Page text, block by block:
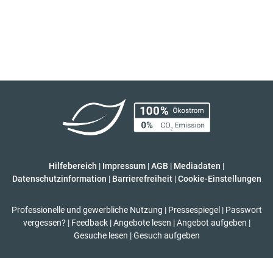
Hilfebereich | Impressum |AGB | Mediadaten |
Datenschutzinformation | Barrierefreiheit | Cookie-Einstellungen
Professionelle und gewerbliche Nutzung | Pressespiegel | Passwort
vergessen? | Feedback | Angebote lesen | Angebot aufgeben |
Gesuche lesen | Gesuch aufgeben